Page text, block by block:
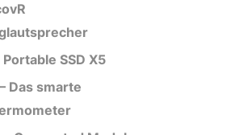
SSD X5
Das smarte